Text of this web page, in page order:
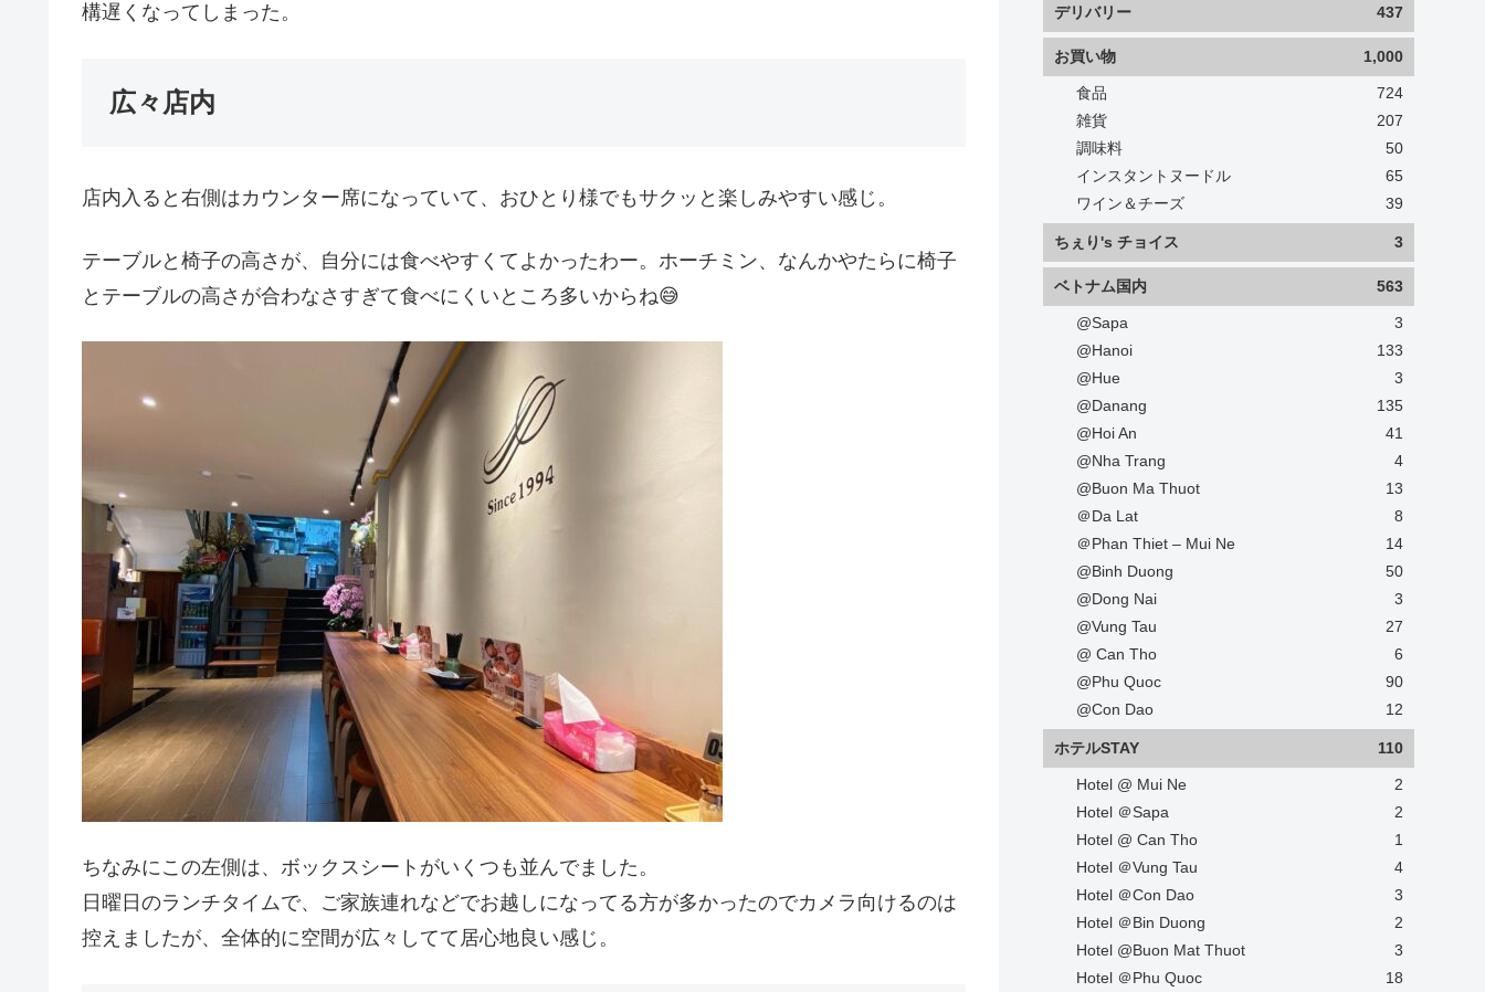
ことがありません。お任せ主体のお店だったか...
構遅くなってしまった。
広々店内
店内入ると右側はカウンター席になっていて、おひとり様でもサクッと楽しみやすい感じ。
テーブルと椅子の高さが、自分には食べやすくてよかったわー。ホーチミン、なんかやたらに椅子
とテーブルの高さが合わなさすぎて食べにくいところ多いからね😅
ちなみにこの左側は、ボックスシートがいくつも並んでました。
日曜日のランチタイムで、ご家族連れなどでお越しになってる方が多かったのでカメラ向けるのは
控えましたが、全体的に空間が広々してて居心地良い感じ。
デリバリー 437
お買い物 1,000
食品
724
雑貨
207
調味料
50
インスタントヌードル
65
ワイン＆チーズ
39
ちぇり's チョイス 3
ベトナム国内 563
@Sapa
3
@Hanoi
133
@Hue
3
@Danang
135
@Hoi An
41
@Nha Trang
4
@Buon Ma Thuot
13
＠Da Lat
8
＠Phan Thiet – Mui Ne
14
@Binh Duong
50
@Dong Nai
3
@Vung Tau
27
@ Can Tho
6
@Phu Quoc
90
@Con Dao
12
ホテルSTAY 110
Hotel @ Mui Ne
2
Hotel ＠Sapa
2
Hotel @ Can Tho
1
Hotel ＠Vung Tau
4
Hotel ＠Con Dao
3
Hotel ＠Bin Duong
2
Hotel @Buon Mat Thuot
3
Hotel ＠Phu Quoc
18